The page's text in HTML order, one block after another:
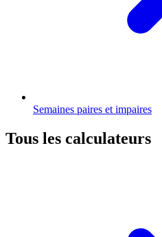
Semaines paires et impaires
Tous les calculateurs